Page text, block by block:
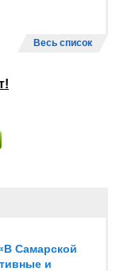
Весь список
Самарской
и